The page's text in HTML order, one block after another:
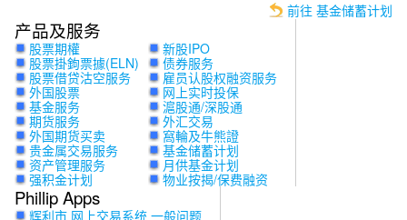
前往 基金储蓄计划
产品及服务
股票期權
股票掛鉤票據(ELN)
股票借贷沽空服务
外国股票
基金服务
期货服务
外国期货买卖
贵金属交易服务
资产管理服务
强积金计划
新股IPO
债券服务
雇员认股权融资服务
网上实时投保
滬股通/深股通
外汇交易
窩輪及牛熊證
基金储蓄计划
月供基金计划
物业按揭/保费融资
Phillip Apps
辉利市 网上交易系统 一般问题